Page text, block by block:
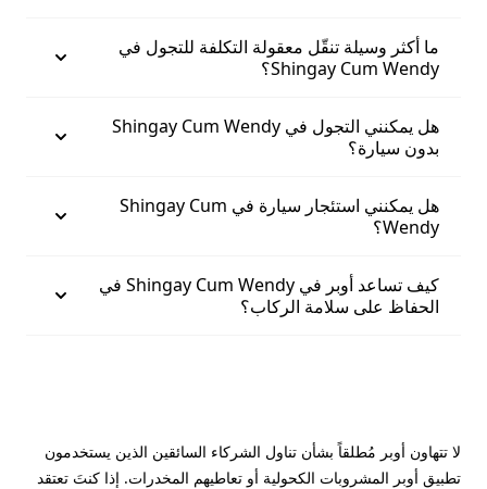
ما أكثر وسيلة تنقّل معقولة التكلفة للتجول في
Shingay Cum Wendy؟
هل يمكنني التجول في Shingay Cum Wendy
بدون سيارة؟
هل يمكنني استئجار سيارة في Shingay Cum
Wendy؟
كيف تساعد أوبر في Shingay Cum Wendy في
الحفاظ على سلامة الركاب؟
لا تتهاون أوبر مُطلقاً بشأن تناول الشركاء السائقين الذين يستخدمون
تطبيق أوبر المشروبات الكحولية أو تعاطيهم المخدرات. إذا كنتَ تعتقد